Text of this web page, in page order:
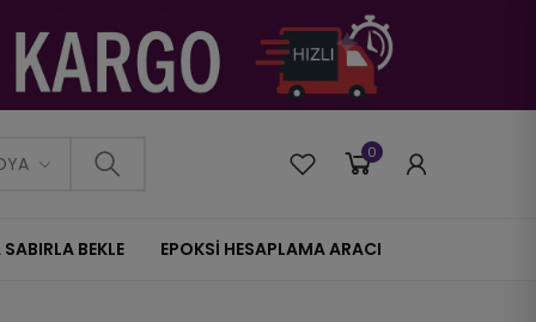
0
BEKLE EPOKSİ HESAPLAMA ARACI